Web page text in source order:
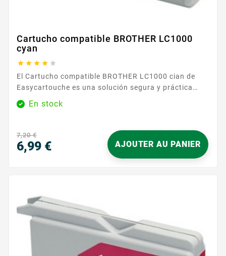
Cartucho compatible BROTHER LC1000
cyan
    
El Cartucho compatible BROTHER LC1000 cian de
Easycartouche es una solución segura y práctica
para devolver el color a tus impresiones. Diseñado
para funcionar con la gama BROTHER LC1000 , se
rápidamente. Su tinta cian reproduce azules limpios y
degradados homogéneos, para documentos nítidos y
unos visuales...
En stock
7,20 €
6,99 € AJOUTER AU PANIER